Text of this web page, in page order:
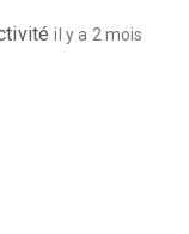
il y a 2 mois